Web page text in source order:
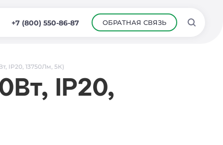
+7 (800) 550-86-87 ОБРАТНАЯ СВЯЗЬ
IP20, 13750Лм, 5К)
IP20,